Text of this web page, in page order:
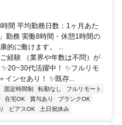
間 平均勤務日数：1ヶ月あた
勤務 実働8時間・休憩1時間の
的に働けます。 ...
経験 （業界や年数は不問）が
代活躍中！ ✨フルリモ
インセあり！ ✨既存...
固定時間制 転勤なし
フルリモート
在宅OK 賞与あり
ブランクOK
ピアスOK 土日祝休み